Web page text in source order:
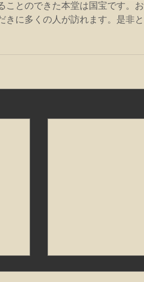
ことのできた本堂は国宝です。お
きに多くの人が訪れます。是非と